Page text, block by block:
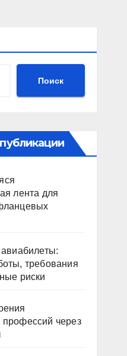
Поиск
лента для
требования
риски
через